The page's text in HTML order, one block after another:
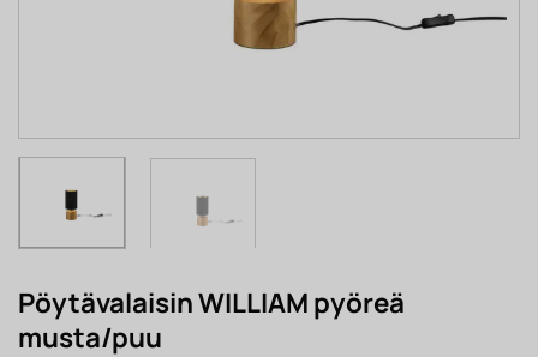
Pöytävalaisin WILLIAM pyöreä
musta/puu